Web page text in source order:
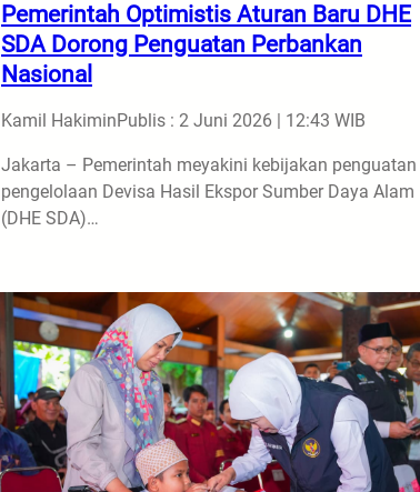
Pemerintah Optimistis Aturan Baru DHE
SDA Dorong Penguatan Perbankan
Nasional
Kamil HakiminPublis : 2 Juni 2026 | 12:43 WIB
Jakarta – Pemerintah meyakini kebijakan penguatan
pengelolaan Devisa Hasil Ekspor Sumber Daya Alam
(DHE SDA)…